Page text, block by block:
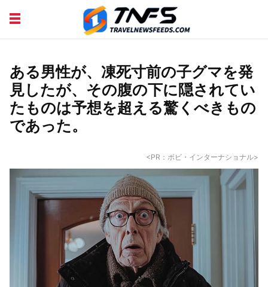
DISCOVER PLACES TIPS AND TRICKS
ある男性が、凍死寸前の子グマを発
見したが、その腹の下に隠されてい
たものは予想を超える驚くべきもの
であった。
<PR：ボビ・インターナショナル>